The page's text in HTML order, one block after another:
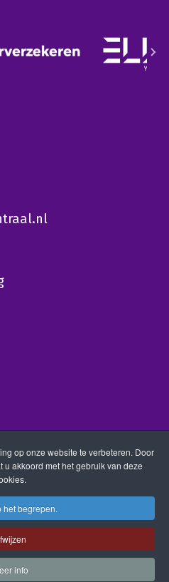
op onze website te verbeteren. Door
u akkoord met het gebruik van deze
het begrepen.
info